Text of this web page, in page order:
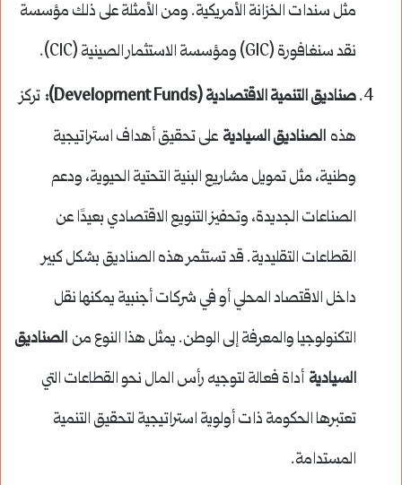
مثل سندات الخزانة الأمريكية. ومن الأمثلة على ذلك مؤسسة
نقد سنغافورة (GIC) ومؤسسة الاستثمار الصينية (CIC).
صناديق التنمية الاقتصادية (Development Funds):
تركز
هذه الصناديق السيادية على تحقيق أهداف استراتيجية
وطنية، مثل تمويل مشاريع البنية التحتية الحيوية، ودعم
الصناعات الجديدة، وتحفيز التنويع الاقتصادي بعيدًا عن
القطاعات التقليدية. قد تستثمر هذه الصناديق بشكل كبير
داخل الاقتصاد المحلي أو في شركات أجنبية يمكنها نقل
التكنولوجيا والمعرفة إلى الوطن. يمثل هذا النوع من الصناديق
السيادية أداة فعالة لتوجيه رأس المال نحو القطاعات التي
تعتبرها الحكومة ذات أولوية استراتيجية لتحقيق التنمية
المستدامة.